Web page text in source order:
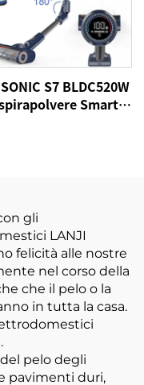
S7 BLDC520W
Smart
gli
LANJI
felicità alle nostre
nel corso della
che il pelo o la
in tutta la casa.
pelo degli
pavimenti duri,